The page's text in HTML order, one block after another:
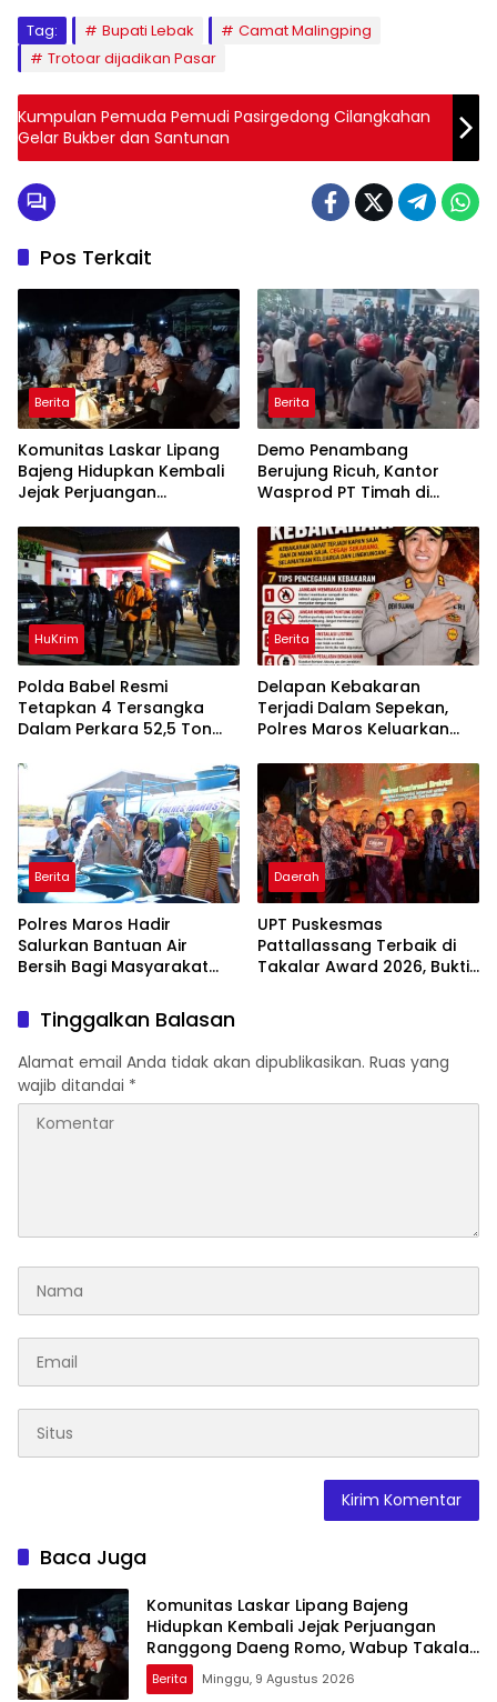
Tag: Bupati Lebak
Camat Malingping
Trotoar dijadikan Pasar
Kumpulan Pemuda Pemudi Pasirgedong Cilangkahan
Gelar Bukber dan Santunan
Pos Terkait
Berita
Komunitas Laskar Lipang
Bajeng Hidupkan Kembali
Jejak Perjuangan
Wabup Takalar: Apresiasi
Bahwa Sejarah Adalah
Warisan yang Tak Ternilai”.
Berita
Demo Penambang
Berujung Ricuh, Kantor
Wasprod PT Timah di
HuKrim
Polda Babel Resmi
Tetapkan 4 Tersangka
Dalam Perkara 52,5 Ton
Belitung
Berita
Delapan Kebakaran
Terjadi Dalam Sepekan,
Polres Maros Keluarkan
Masyarakat
Berita
Polres Maros Hadir
Salurkan Bantuan Air
Bersih Bagi Masyarakat
Di Maros
Daerah
UPT Puskesmas
Pattallassang Terbaik di
Takalar Award 2026, Bukti
Tinggalkan Balasan
Alamat email Anda tidak akan dipublikasikan. Ruas yang
wajib ditandai *
Baca Juga
Komunitas Laskar Lipang Bajeng
Hidupkan Kembali Jejak Perjuangan
Ranggong Daeng Romo, Wabup Takalar:
Apresiasi Bahwa Sejarah Adalah
Warisan yang Tak Ternilai”.
Berita Minggu, 9 Agustus 2026